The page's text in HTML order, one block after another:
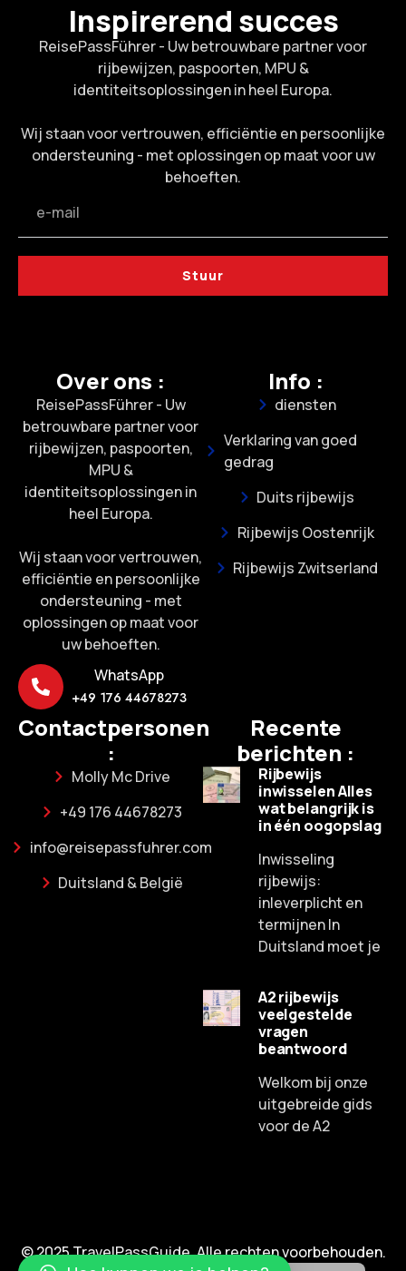
Inspirerend succes
ReisePassFührer - Uw betrouwbare partner voor
rijbewijzen, paspoorten, MPU &
identiteitsoplossingen in heel Europa.
Wij staan voor vertrouwen, efficiëntie en persoonlijke
ondersteuning - met oplossingen op maat voor uw
behoeften.
Stuur
Over ons :
ReisePassFührer - Uw
betrouwbare partner voor
rijbewijzen, paspoorten,
MPU &
identiteitsoplossingen in
heel Europa.
Wij staan voor vertrouwen,
efficiëntie en persoonlijke
ondersteuning - met
oplossingen op maat voor
uw behoeften.
WhatsApp
+49 176 44678273
Info :
diensten
Verklaring van goed
gedrag
Duits rijbewijs
Rijbewijs Oostenrijk
Rijbewijs Zwitserland
Contactpersonen
:
Molly Mc Drive
+49 176 44678273
info@reisepassfuhrer.com
Duitsland & België
Recente
berichten :
Rijbewijs
inwisselen Alles
wat belangrijk is
in één oogopslag
Inwisseling
rijbewijs:
inleverplicht en
termijnen In
Duitsland moet je
A2 rijbewijs
veelgestelde
vragen
beantwoord
Welkom bij onze
uitgebreide gids
voor de A2
© 2025 TravelPassGuide. Alle rechten voorbehouden.
German
Lithuanian
Chinese
Spanish
Russian